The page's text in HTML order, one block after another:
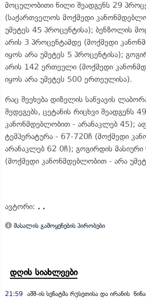
მოცულობითი წილი შეადგენს 29
(საქართველოს მოქმედი
უმეტეს 45 პროცენტისა); ბენზოლის
არის 3 პროცენტამდე (მოქმედი
იყოს არა უმეტეს 5 პროცენტისა);
არის 142 ერთეული (მოქმედი
იყოს არა უმეტეს 500 ერთეულისა).
რაც შეეხება დიზელის საწვავის
შედეგებს, ცეტანის რიცხვი შეადგენს
კანონმდებლობით - არანაკლებ 45);
ტემპერატურა - 67-720ჩ (მოქმედი
არანაკლებ 62 0ჩ); გოგირდის
(მოქმედი კანონმდებლობით - არა
ავტორი: . .
მასალის გამოყენების პირობები
დღის სიახლეები
21:59 აშშ-ის სენატმა რუსეთისა და ირანის